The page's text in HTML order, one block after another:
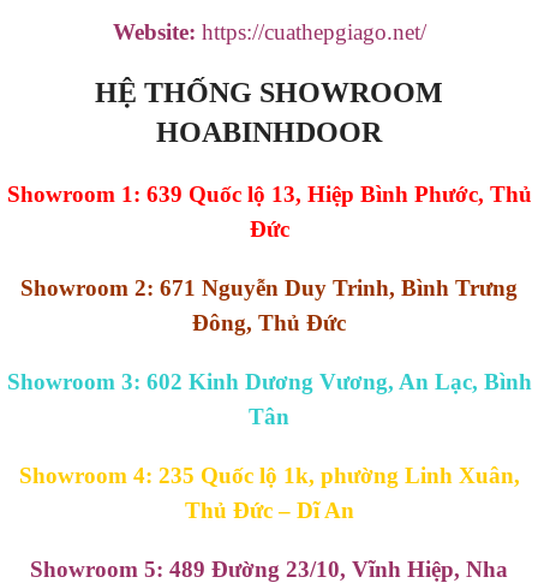
Website: https://cuathepgiago.net/
HỆ THỐNG SHOWROOM
HOABINHDOOR
Showroom 1: 639 Quốc lộ 13, Hiệp Bình Phước, Thủ
Đức
Showroom 2: 671 Nguyễn Duy Trinh, Bình Trưng
Đông, Thủ Đức
Showroom 3: 602 Kinh Dương Vương, An Lạc, Bình
Tân
Showroom 4: 235 Quốc lộ 1k, phường Linh Xuân,
Thủ Đức – Dĩ An
Showroom 5: 489 Đường 23/10, Vĩnh Hiệp, Nha